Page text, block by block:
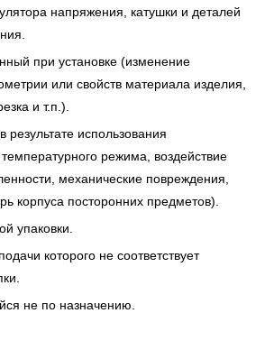
напряжения, катушки и деталей
при установке (изменение
или свойств материала изделия,
и т.п.).
использования
режима, воздействие
механические повреждения,
корпуса посторонних предметов).
упаковки.
которого не соответствует
не по назначению.